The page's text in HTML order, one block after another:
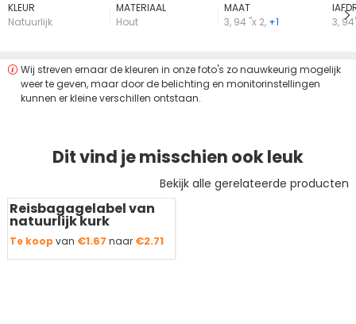
KLEUR
Natuurlijk
MATERIAAL
Hout
MAAT
3,94 "x 2, +1
3,
Wij streven ernaar de kleuren in onze foto's zo nauwkeurig mogelijk
weer te geven, maar door de belichting en monitorinstellingen
kunnen er kleine verschillen ontstaan.
Dit vind je misschien ook leuk
Bekijk alle gerelateerde producten
Redden50 %
Reisbagagelabel van
natuurlijk kurk
Te koop van €1.67 naar €2.71